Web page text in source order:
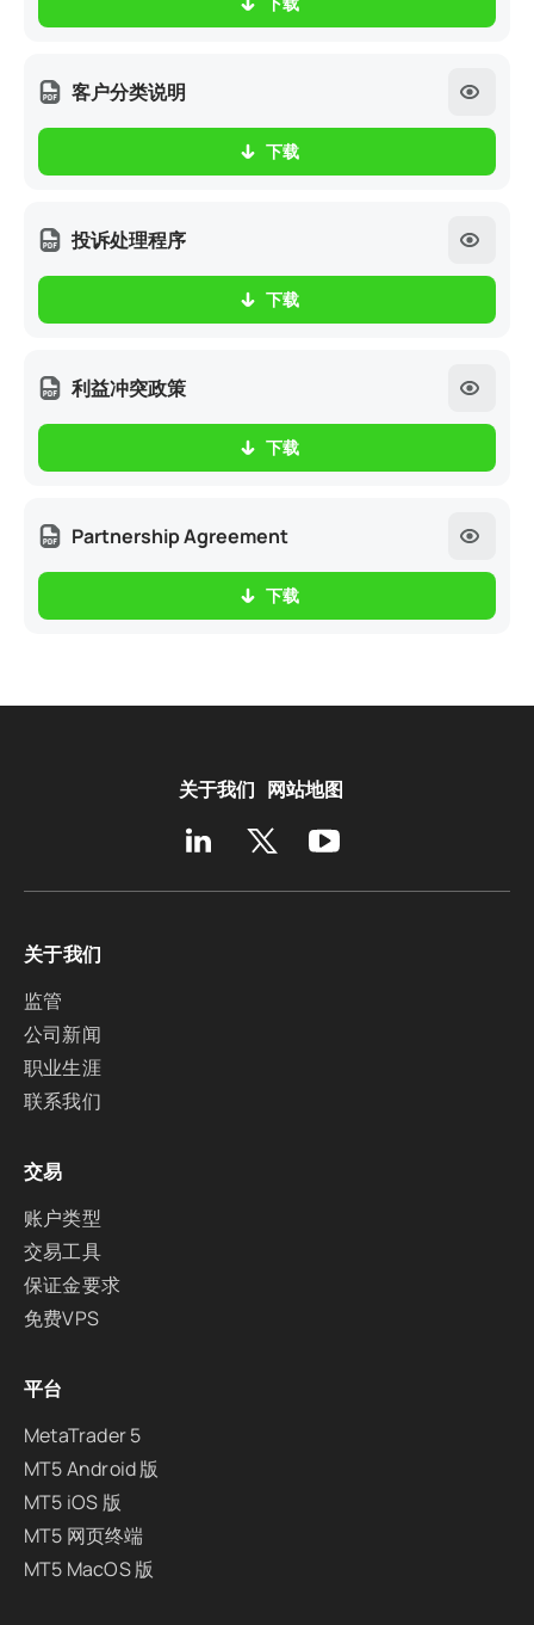
客户分类说明
下载
投诉处理程序
下载
利益冲突政策
下载
Partnership Agreement
下载
关于我们 网站地图
关于我们
监管
公司新闻
职业生涯
联系我们
交易
账户类型
交易工具
保证金要求
免费VPS
平台
MetaTrader 5
MT5 Android 版
MT5 iOS 版
MT5 网页终端
MT5 MacOS 版